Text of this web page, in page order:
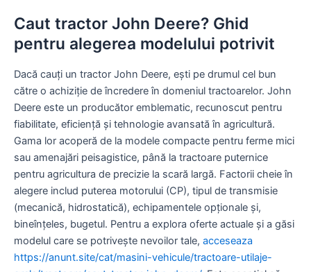
Caut tractor John Deere? Ghid
pentru alegerea modelului potrivit
Dacă cauți un tractor John Deere, ești pe drumul cel bun
către o achiziție de încredere în domeniul tractoarelor. John
Deere este un producător emblematic, recunoscut pentru
fiabilitate, eficiență și tehnologie avansată în agricultură.
Gama lor acoperă de la modele compacte pentru ferme mici
sau amenajări peisagistice, până la tractoare puternice
pentru agricultura de precizie la scară largă. Factorii cheie în
alegere includ puterea motorului (CP), tipul de transmisie
(mecanică, hidrostatică), echipamentele opționale și,
bineînțeles, bugetul. Pentru a explora oferte actuale și a găsi
modelul care se potrivește nevoilor tale, acceseaza
https://anunt.site/cat/masini-vehicule/tractoare-utilaje-